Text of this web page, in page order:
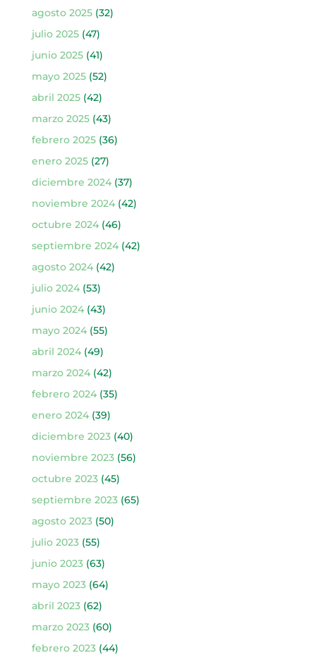
agosto 2025(32)
julio 2025(47)
junio 2025(41)
mayo 2025(52)
abril 2025(42)
marzo 2025(43)
febrero 2025(36)
enero 2025(27)
diciembre 2024(37)
noviembre 2024(42)
octubre 2024(46)
septiembre 2024(42)
agosto 2024(42)
julio 2024(53)
junio 2024(43)
mayo 2024(55)
abril 2024(49)
marzo 2024(42)
febrero 2024(35)
enero 2024(39)
diciembre 2023(40)
noviembre 2023(56)
octubre 2023(45)
septiembre 2023(65)
agosto 2023(50)
julio 2023(55)
junio 2023(63)
mayo 2023(64)
abril 2023(62)
marzo 2023(60)
febrero 2023(44)